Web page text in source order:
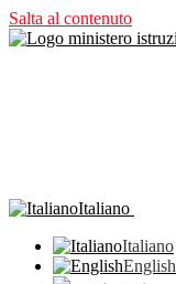
Salta al contenuto
Italiano
Italiano
English